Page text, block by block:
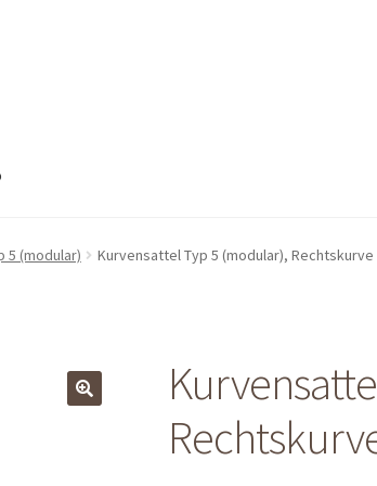
Mein Konto Shop Warenkorb Warenkorb
5 (modular) Kurvensattel Typ 5 (modular), Rechtskurve